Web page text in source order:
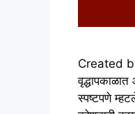
Created
स्पष्टपणे